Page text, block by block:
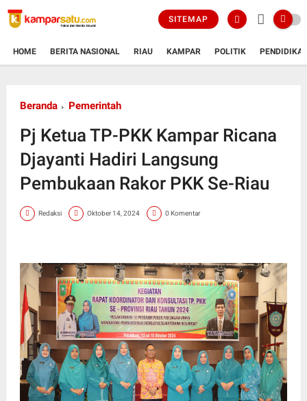
SITEMAP
HOME BERITA NASIONAL RIAU KAMPAR POLITIK
Beranda Pemerintah
Pj Ketua TP-PKK Kampar Ricana
Djayanti Hadiri Langsung
Pembukaan Rakor PKK Se-Riau
Redaksi Oktober 14, 2024 0 Komentar